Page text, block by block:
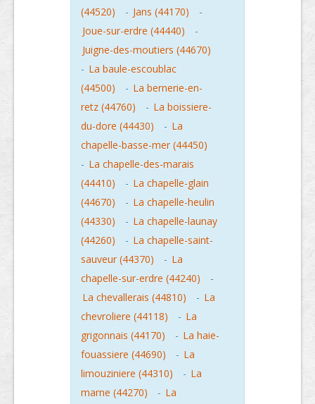
(44520)
- Jans (44170)
-
Joue-sur-erdre (44440)
-
Juigne-des-moutiers (44670)
- La baule-escoublac
(44500)
- La bernerie-en-
retz (44760)
- La boissiere-
du-dore (44430)
- La
chapelle-basse-mer (44450)
- La chapelle-des-marais
(44410)
- La chapelle-glain
(44670)
- La chapelle-heulin
(44330)
- La chapelle-launay
(44260)
- La chapelle-saint-
sauveur (44370)
- La
chapelle-sur-erdre (44240)
-
La chevallerais (44810)
- La
chevroliere (44118)
- La
grigonnais (44170)
- La haie-
fouassiere (44690)
- La
limouziniere (44310)
- La
marne (44270)
- La